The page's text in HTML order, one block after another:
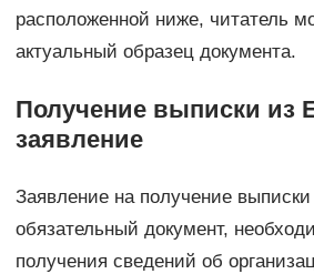
расположенной ниже, читатель
актуальный образец документа.
Получение выписки из
заявление
Заявление на получение
обязательный документ,
получения сведений об